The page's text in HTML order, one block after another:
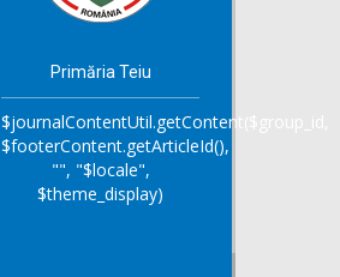
Primăria Teiu
$journalContentUtil.getContent($group_id,
$footerContent.getArticleId(),
"", "$locale",
$theme_display)